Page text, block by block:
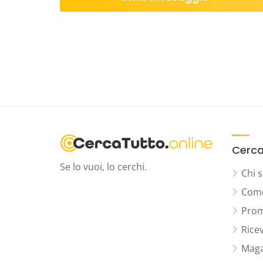
Se lo vuoi, lo cerchi.
Chi